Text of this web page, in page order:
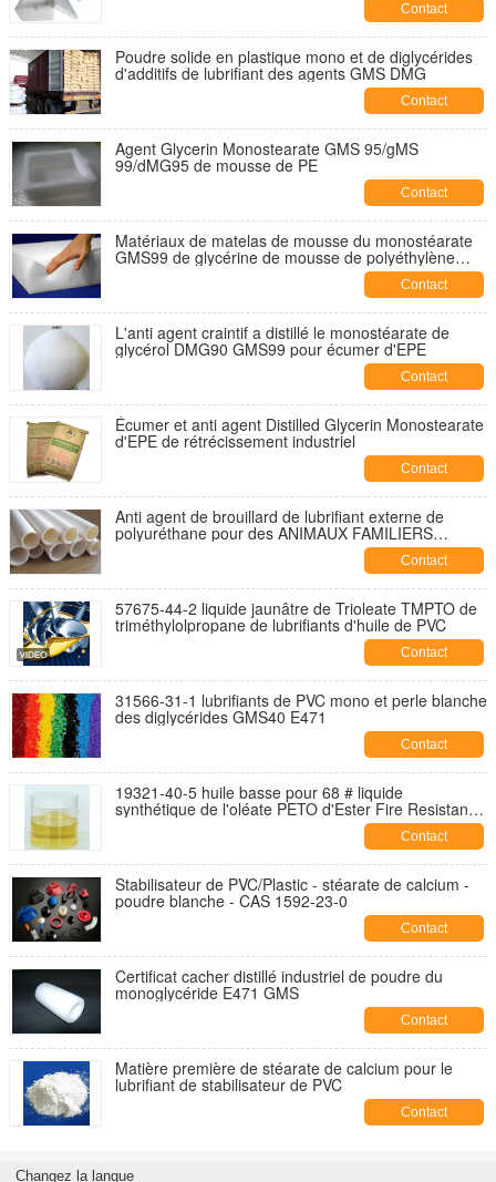
Contact
Poudre solide en plastique mono et de diglycérides
d'additifs de lubrifiant des agents GMS DMG
Contact
Agent Glycerin Monostearate GMS 95/gMS
99/dMG95 de mousse de PE
Contact
Matériaux de matelas de mousse du monostéarate
GMS99 de glycérine de mousse de polyéthylène
Contact
L'anti agent craintif a distillé le monostéarate de
glycérol DMG90 GMS99 pour écumer d'EPE
Contact
Écumer et anti agent Distilled Glycerin Monostearate
d'EPE de rétrécissement industriel
Contact
Anti agent de brouillard de lubrifiant externe de
polyuréthane pour des ANIMAUX FAMILIERS
Contact
57675-44-2 liquide jaunâtre de Trioleate TMPTO de
triméthylolpropane de lubrifiants d'huile de PVC
Contact
31566-31-1 lubrifiants de PVC mono et perle blanche
des diglycérides GMS40 E471
Contact
19321-40-5 huile basse pour 68 # liquide
synthétique de l'oléate PETO d'Ester Fire Resistant
Contact
Stabilisateur de PVC/Plastic - stéarate de calcium -
poudre blanche - CAS 1592-23-0
Contact
Certificat cacher distillé industriel de poudre du
monoglycéride E471 GMS
Contact
Matière première de stéarate de calcium pour le
lubrifiant de stabilisateur de PVC
Contact
Changez la langue